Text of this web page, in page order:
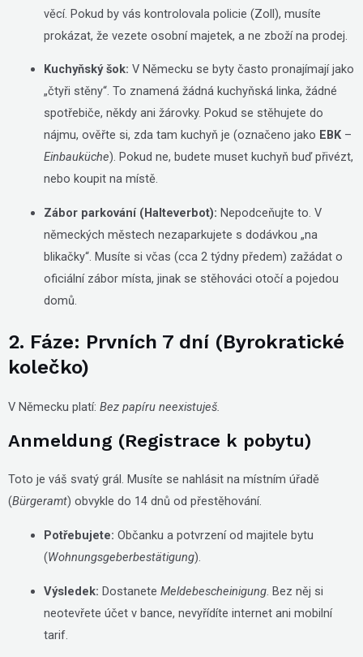
věcí. Pokud by vás kontrolovala policie (Zoll), musíte
prokázat, že vezete osobní majetek, a ne zboží na prodej.
Kuchyňský šok: V Německu se byty často pronajímají jako
„čtyři stěny“. To znamená žádná kuchyňská linka, žádné
spotřebiče, někdy ani žárovky. Pokud se stěhujete do
nájmu, ověřte si, zda tam kuchyň je (označeno jako EBK–
Einbauküche). Pokud ne, budete muset kuchyň buď přivézt,
nebo koupit na místě.
Zábor parkování (Halteverbot): Nepodceňujte to. V
německých městech nezaparkujete s dodávkou „na
blikačky“. Musíte si včas (cca 2 týdny předem) zažádat o
oficiální zábor místa, jinak se stěhováci otočí a pojedou
domů.
2. Fáze: Prvních 7 dní (Byrokratické
kolečko)
V Německu platí: Bez papíru neexistuješ.
Anmeldung (Registrace k pobytu)
Toto je váš svatý grál. Musíte se nahlásit na místním úřadě
(Bürgeramt) obvykle do 14 dnů od přestěhování.
Potřebujete: Občanku a potvrzení od majitele bytu
(Wohnungsgeberbestätigung).
Výsledek: Dostanete Meldebescheinigung. Bez něj si
neotevřete účet v bance, nevyřídíte internet ani mobilní
tarif.